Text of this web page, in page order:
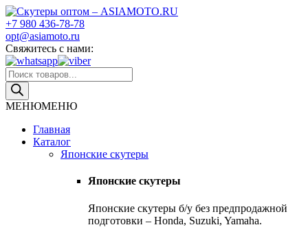
Skip
to
content
Скутеры оптом – ASIAMOTO.RU
Японские и китайские скутеры оптом
+7 980 436-78-78
opt@asiamoto.ru
Свяжитесь с нами:
Поиск
товаров
МЕНЮМЕНЮ
Главная
Каталог
Японские скутеры
Японские скутеры
Японские скутеры б/у без предпродажной
подготовки – Honda, Suzuki, Yamaha.